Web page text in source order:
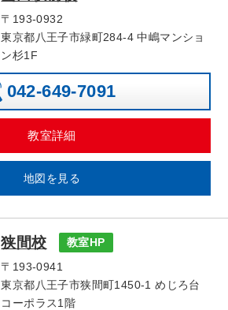
〒193-0932
東京都八王子市緑町284-4 中嶋マンショ
ン杉1F
042-649-7091
教室詳細
地図を見る
狭間校
教室HP
〒193-0941
東京都八王子市狭間町1450-1 めじろ台
コーポラス1階